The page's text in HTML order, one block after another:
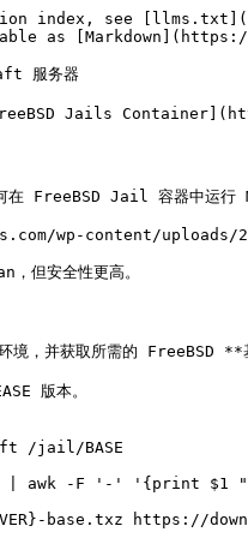
/etc/rc";
    exec.stop  = "/bin/sh /etc/rc.shutdown";
    exec.consolelog = "/var/log/jail_console_${name}.log";
    exec.clean;
    mount.devfs;
    host.hostname = ${name};
    path = /jail/${name};

  # 自定义
    ip4.addr = 10.0.0.210;
    interface = em0;
    allow.raw_sockets;
    allow.sysvipc;
    devfs_ruleset=210;
    allow.mount;
    enforce_statfs=1;
    allow.mount.devfs;
    allow.mount.procfs;
    allow.mount.fdescfs;
  }
```

下面你还会看到宿主机上的规则集 **/etc/devfs.rules**。

```sh
host # grep -A 4 minecraft /etc/devfs.rules
[minecraft=210]
add include $devfsrules_jail
add path 'fd*' unhide
```

现在我们可以启动我们的 Jail 了。

```sh
host # service jail onestart minecraft
Starting jails: minecraft.

host # jls
   JID  IP Address      Hostname                      Path
     1  10.0.0.210      minecraft                     /jail/minecraft
```

你也可以使用我提供的工具 [**jmore(8)**](https://github.com/vermaden/jmore)。

```sh
host # jmore
JAIL       JID  TYPE  VER     DIR              IFACE   IP(s)
----       ---  ----  ---     ---              -----   -----
classic    -    std   13.2-R  /jail/classic    em0     10.0.0.199
ctld-two   -    vnet  13.2-R  /jail/ctld-two   ${if}b  -
ctld       -    vnet  13.2-R  /jail/ctld       ${if}b  -
fbsdjail   -    std   13.1-R  /jail/fbsdjail   wlan0   10.0.0.43
iscsi      -    vnet  13.2-R  /jail/iscsi      ${if}b  -
minecraft  1    std   14.2-R  /jail/minecraft  em0     10.0.0.210
minio      -    std   14.0-R  /jail/minio      em0     10.0.0.133
nfsd       -    vnet  14.1-R  /jail/nfsd       ${if}b  -
other      -    std   14.1-R  /jail/other      em0     10.0.0.199